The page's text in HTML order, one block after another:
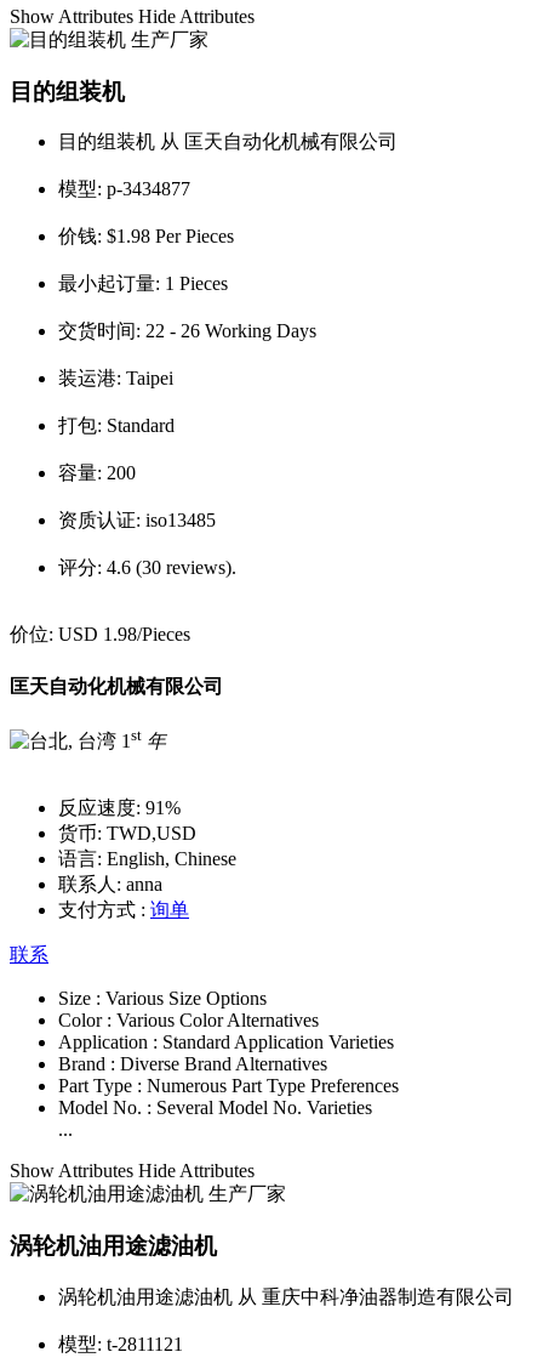
Show Attributes Hide Attributes
目的组装机
目的组装机 从 匡天自动化机械有限公司
模型: p-3434877
价钱: $1.98 Per Pieces
最小起订量: 1 Pieces
交货时间: 22 - 26 Working Days
装运港: Taipei
打包: Standard
容量: 200
资质认证: iso13485
评分: 4.6 (30 reviews).
价位: USD 1.98/Pieces
匡天自动化机械有限公司
1 st 年
反应速度: 91%
货币: TWD,USD
语言: English, Chinese
联系人: anna
支付方式 : 询单
联系
Size : Various Size Options
Color : Various Color Alternatives
Application : Standard Application Varieties
Brand : Diverse Brand Alternatives
Part Type : Numerous Part Type Preferences
Model No. : Several Model No. Varieties
...
Show Attributes Hide Attributes
涡轮机油用途滤油机
涡轮机油用途滤油机 从 重庆中科净油器制造有限公司
模型: t-2811121